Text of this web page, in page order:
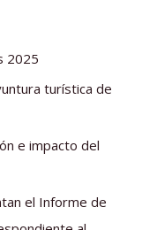
2025
turística de
e impacto del
el Informe de